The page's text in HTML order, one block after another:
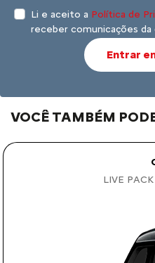
Li e aceito a Política de
receber comunicações da
Entrar
VOCÊ TAMBÉM
LIVE